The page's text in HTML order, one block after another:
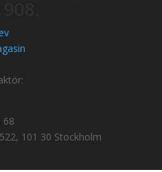
68
101 30 Stockholm